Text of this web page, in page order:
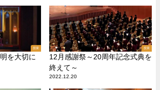
授業
を大切に
授業
12月感謝祭～20周年記念式典を
終えて～
2022.12.20